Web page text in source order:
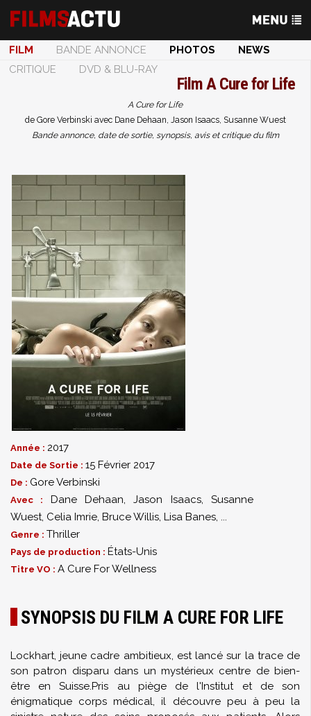
FILM BANDE ANNONCE PHOTOS
NEWS
CRITIQUE
DVD & BLU-RAY
FilmA Cure for Life
A Cure for Life
de Gore Verbinski avec Dane Dehaan, Jason Isaacs, Susanne Wuest
Bande annonce, date de sortie, synopsis, avis et critique du film
Année : 2017
Date de Sortie : 15 Février 2017
De : Gore Verbinski
Avec : Dane Dehaan,Jason Isaacs,Susanne
Wuest, Celia Imrie, Bruce Willis, Lisa Banes, ...
Genre : Thriller
Pays de production : États-Unis
Titre VO : A Cure For Wellness
SYNOPSIS DU FILM A CURE FOR LIFE
Lockhart, jeune cadre ambitieux, est lancé sur la trace de
son patron disparu dans un mystérieux centre de bien-
être en Suisse.Pris au piège de l'Institut et de son
énigmatique corps médical, il découvre peu à peu la